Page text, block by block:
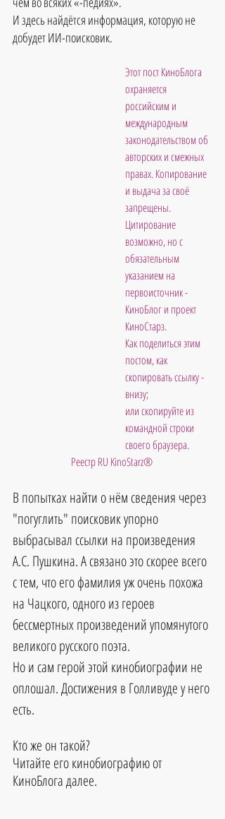
И здесь найдётся информация, которую не
добудет ИИ-поисковик.
Этот пост КиноБлога
охраняется
российским и
международным
законодательством об
авторских и смежных
правах. Копирование
и выдача за своё
запрещены.
Цитирование
возможно, но с
обязательным
указанием на
первоисточник -
КиноБлог и проект
КиноСтарз.
Как поделиться этим
постом, как
скопировать ссылку -
внизу;
или скопируйте из
командной строки
своего браузера.
Реестр RU KinoStarz®
В попытках найти о нём сведения через
"погуглить" поисковик упорно
выбрасывал ссылки на произведения
А.С. Пушкина. А связано это скорее всего
с тем, что его фамилия уж очень похожа
на Чацкого, одного из героев
бессмертных произведений упомянутого
великого русского поэта.
Но и сам герой этой кинобиографии не
оплошал. Достижения в Голливуде у него
есть.
Кто же он такой?
Читайте его кинобиографию от
КиноБлога далее.